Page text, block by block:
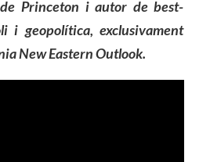
Princeton i autor de best-
i geopolítica, exclusivament
New Eastern Outlook.